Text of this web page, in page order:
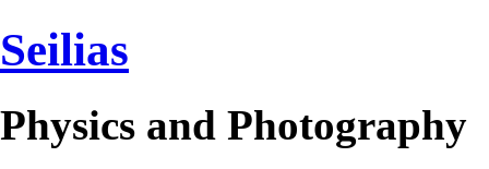
Seilias
Physics and Photography